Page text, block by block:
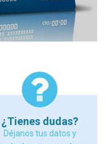
¿Tienes dudas?
Déjanos tus datos y